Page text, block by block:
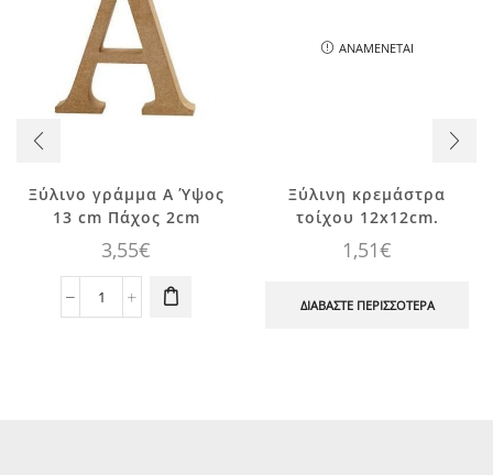
Ξύλινo γράμμα Α Ύψος
13 cm Πάχος 2cm
3,55€
Ξύλινo
ΑΝΑΜΈΝΕΤΑΙ
Ξύλινη κρεμάστρα
τοίχου 12x12cm.
1,51€
ΔΙΑΒΆΣΤΕ ΠΕΡΙΣΣΌΤΕΡΑ